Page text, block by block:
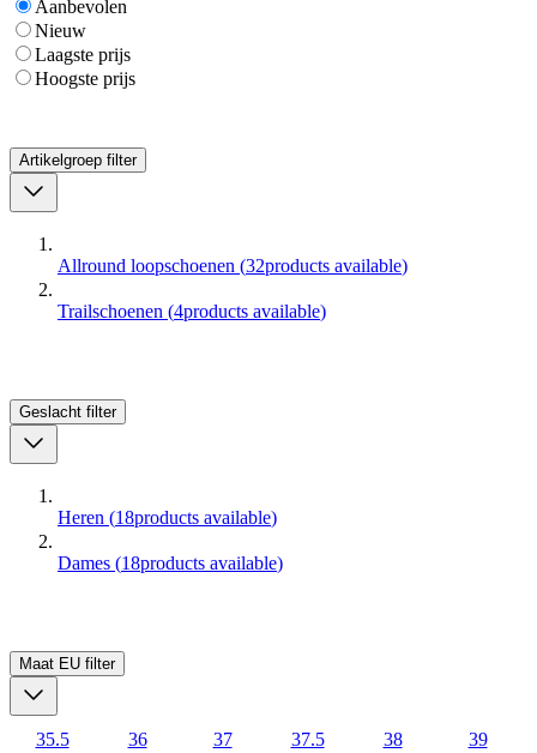
Aanbevolen
Nieuw
Laagste prijs
Hoogste prijs
Artikelgroep filter
Allround loopschoenen (32products available)
Trailschoenen (4products available)
Geslacht filter
Heren (18products available)
Dames (18products available)
Maat EU filter
35.5 36 37 37.5 38 39